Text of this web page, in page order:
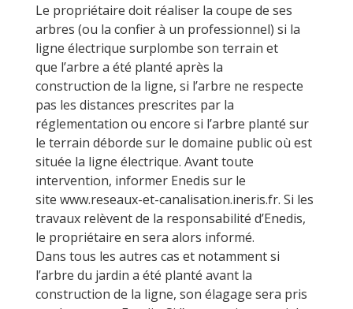
Le propriétaire doit réaliser la coupe de ses
arbres (ou la confier à un professionnel) si la
ligne électrique surplombe son terrain et
que l’arbre a été planté après la
construction de la ligne, si l’arbre ne respecte
pas les distances prescrites par la
réglementation ou encore si l’arbre planté sur
le terrain déborde sur le domaine public où est
située la ligne électrique. Avant toute
intervention, informer Enedis sur le
site www.reseaux-et-canalisation.ineris.fr. Si les
travaux relèvent de la responsabilité d’Enedis,
le propriétaire en sera alors informé.
Dans tous les autres cas et notamment si
l’arbre du jardin a été planté avant la
construction de la ligne, son élagage sera pris